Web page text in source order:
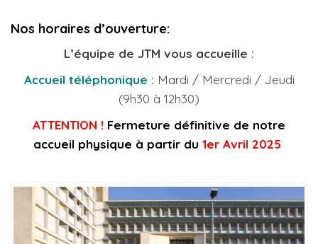
Nos horaires d’ouverture:
L’équipe de JTM vous accueille :
Accueil téléphonique : Mardi / Mercredi / Jeudi
(9h30 à 12h30)
ATTENTION ! Fermeture définitive de notre
accueil physique à partir du 1er Avril 2025